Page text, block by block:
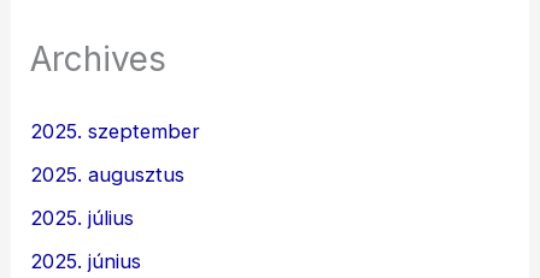
Archives
2025. szeptember
2025. augusztus
2025. július
2025. június